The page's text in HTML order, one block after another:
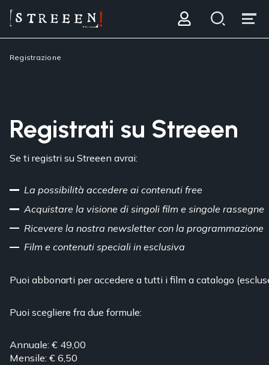
Registrazione
Registrati su Streeen
Se ti registri su Streeen avrai:
La possibilità accedere ai contenuti free
Acquistare la visione di singoli film e singole rassegne
Ricevere la nostra newsletter con la programmazione
Film e contenuti speciali in esclusiva
Puoi abbonarti per accedere a tutti i film a catalogo
Puoi scegliere fra due formule:
Annuale: € 49,00
Mensile: € 6,50